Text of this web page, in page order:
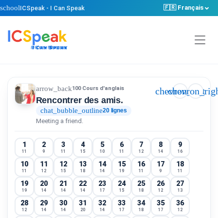
schoolICSpeak - I Can Speak 🇫🇷 Français
arrow_back100 Cours d'anglais
Rencontrer des amis.
chat_bubble_outline20 lignes
Meeting a friend.
chevron_left
1
11
2
9
3
11
4
15
5
10
6
11
7
12
8
14
9
16
10
11
11
12
12
15
13
18
14
14
15
19
16
11
17
9
18
11
19
19
20
14
21
14
22
14
23
17
24
15
25
18
26
12
27
13
28
12
29
14
30
14
31
20
32
14
33
17
34
18
35
17
36
12